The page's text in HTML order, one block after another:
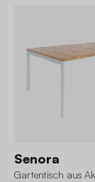
Senora
Gartentisch aus